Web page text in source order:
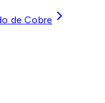
de Cobre